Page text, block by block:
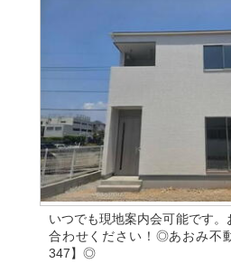
いつでも現地案内会可能です。
合わせください！◎あおみ不
347】◎